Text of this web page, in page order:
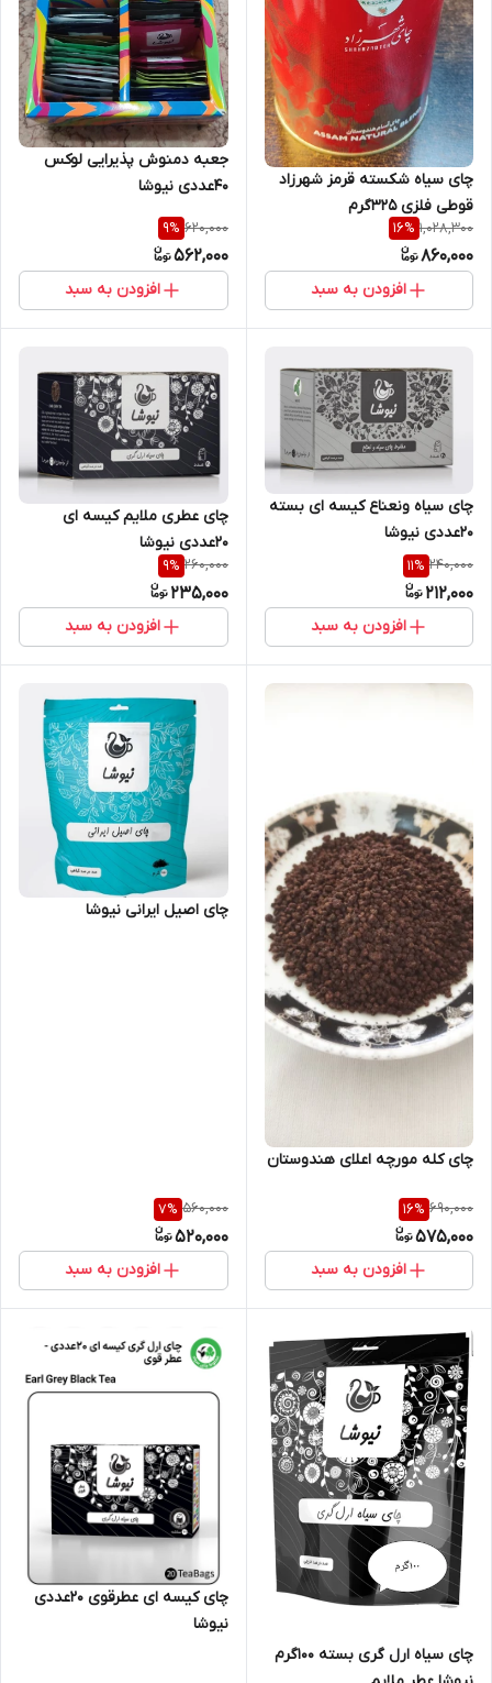
چای سیاه شکسته قرمز شهرزاد
قوطی فلزی 325گرم
1,028,300
16%
860,000
افزودن به سبد
جعبه دمنوش پذیرایی لوکس
40عددی نیوشا
620,000
9%
562,000
افزودن به سبد
چای سیاه ونعناع کیسه ای بسته
20عددی نیوشا
240,000
11%
212,000
افزودن به سبد
چای عطری ملایم کیسه ای
20عددی نیوشا
260,000
9%
235,000
افزودن به سبد
چای کله مورچه اعلای هندوستان
690,000
16%
575,000
افزودن به سبد
چای اصیل ایرانی نیوشا
560,000
7%
520,000
افزودن به سبد
چای سیاه ارل گری بسته ۱۰۰گرم
چای کیسه ای عطرقوی 20عددی
نیوشا